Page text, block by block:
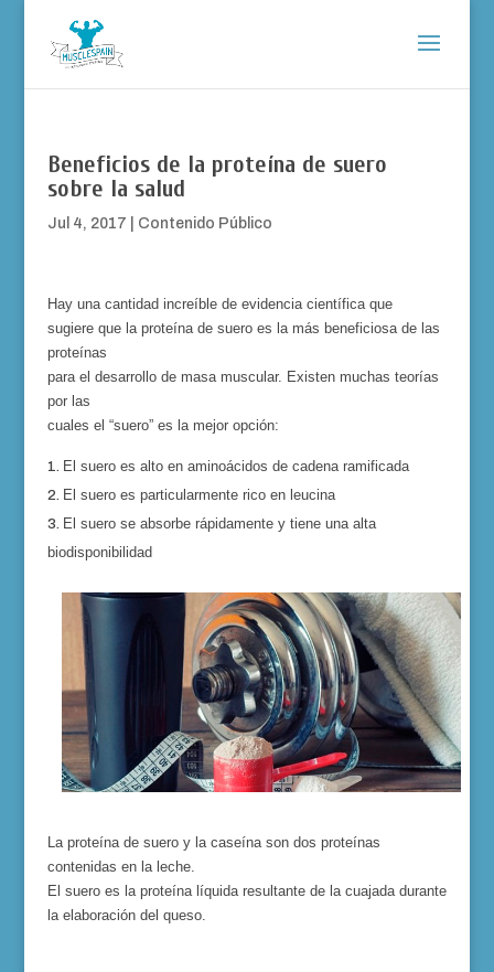
Beneficios de la proteína de suero
sobre la salud
Jul 4, 2017 Contenido Público
Hay una cantidad increíble de evidencia científica que
sugiere que la proteína de suero es la más beneficiosa de las
proteínas
para el desarrollo de masa muscular. Existen muchas teorías
por las
cuales el “suero” es la mejor opción:
El suero es alto en aminoácidos de cadena ramificada
El suero es particularmente rico en leucina
El suero se absorbe rápidamente y tiene una alta
biodisponibilidad
La proteína de suero y la caseína son dos proteínas
contenidas en la leche.
El suero es la proteína líquida resultante de la cuajada durante
la elaboración del queso.